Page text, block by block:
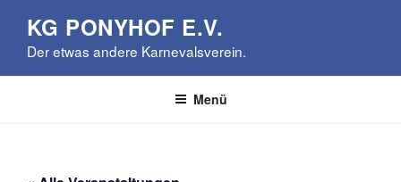
springen
KG PONYHOF E.V.
Der etwas andere Karnevalsverein.
Menü